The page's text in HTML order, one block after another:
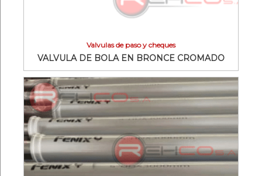
Valvulas de paso y cheques
VALVULA DE BOLA EN BRONCE CROMADO